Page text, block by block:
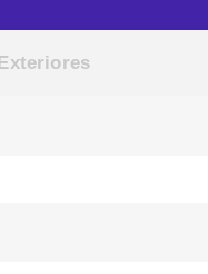
Exteriores